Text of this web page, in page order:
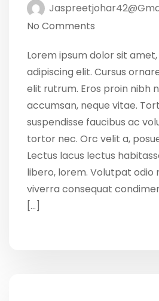
No Comments
Lorem ipsum dolor sit
adipiscing elit. Cursus
elit rutrum. Eros proin nibh
accumsan, neque vitae.
suspendisse faucibus ac
tortor nec. Orc velit a,
Lectus lacus lectus
libero, lorem. Volutpat odio
viverra consequat
[…]